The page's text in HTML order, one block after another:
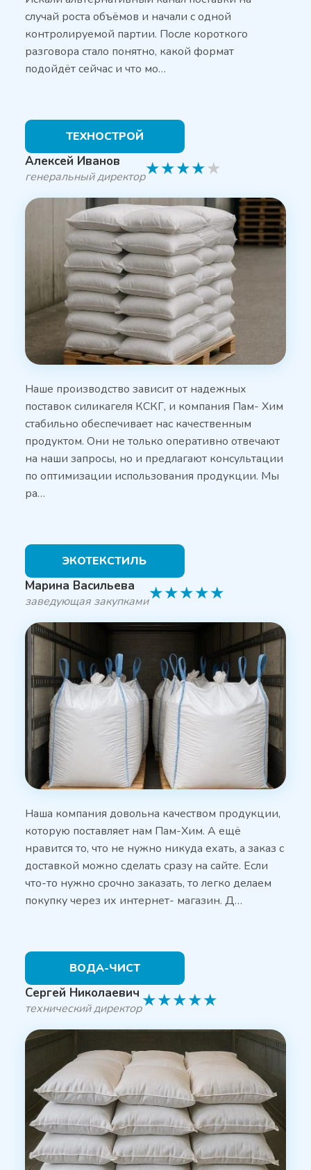
случай роста объёмов и начали с одной
контролируемой партии. После короткого
разговора стало понятно, какой формат
подойдёт сейчас и что мо…
ТЕХНОСТРОЙ
Алексей Иванов
генеральный директор★★★★★
Наше производство зависит от надежных
поставок силикагеля КСКГ, и компания Пам- Хим
стабильно обеспечивает нас качественным
продуктом. Они не только оперативно отвечают
на наши запросы, но и предлагают консультации
по оптимизации использования продукции. Мы
ра…
ЭКОТЕКСТИЛЬ
Марина Васильева
заведующая закупками★★★★★
Наша компания довольна качеством продукции,
которую поставляет нам Пам-Хим. А ещё
нравится то, что не нужно никуда ехать, а заказ с
доставкой можно сделать сразу на сайте. Если
что-то нужно срочно заказать, то легко делаем
покупку через их интернет- магазин. Д…
ВОДА-ЧИСТ
Сергей Николаевич
технический директор★★★★★